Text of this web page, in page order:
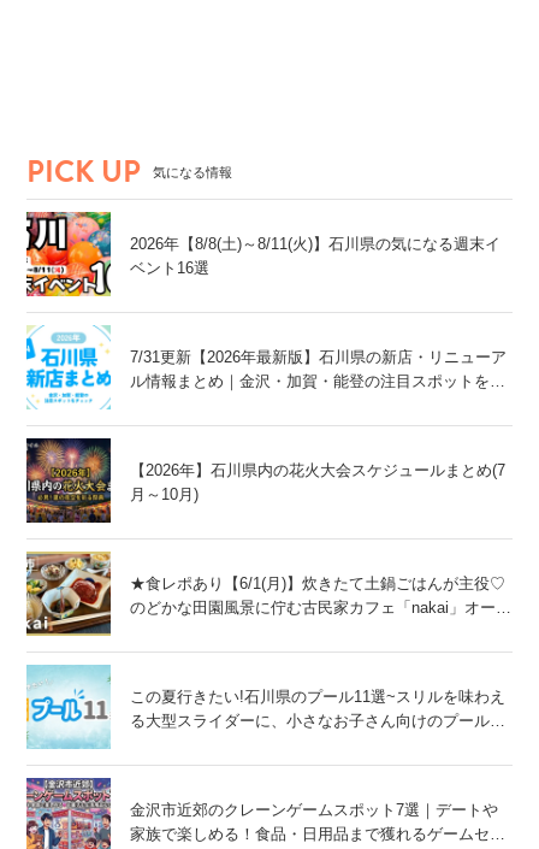
PICK UP 気になる情報
2026年【8/8(土)～8/11(火)】石川県の気になる週末イ
ベント16選
7/31更新【2026年最新版】石川県の新店・リニューア
ル情報まとめ｜金沢・加賀・能登の注目スポットをチ
【2026年】石川県内の花火大会スケジュールまとめ(7
月～10月)
★食レポあり【6/1(月)】炊きたて土鍋ごはんが主役♡
のどかな田園風景に佇む古民家カフェ「nakai」オープ
この夏行きたい!石川県のプール11選~スリルを味わえ
る大型スライダーに、小さなお子さん向けのプール
金沢市近郊のクレーンゲームスポット7選｜デートや
家族で楽しめる！食品・日用品まで獲れるゲームセン